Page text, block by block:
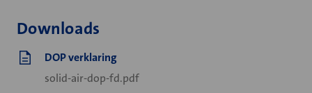
Downloads
DOP verklaring
solid-air-dop-fd.pdf